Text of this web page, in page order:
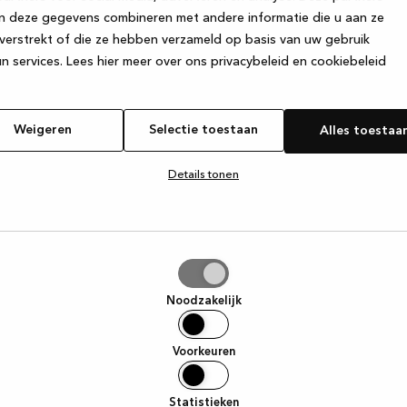
deze gegevens combineren met andere informatie die u aan ze
of die ze hebben verzameld op basis van uw gebruik
services. Lees hier meer over ons privacybeleid en cookiebeleid
Weigeren Selectie toestaan Alles
Details tonen
Noodzakelijk
Voorkeuren
Statistieken
has occurred while loadingwww.kvik.nl (see the